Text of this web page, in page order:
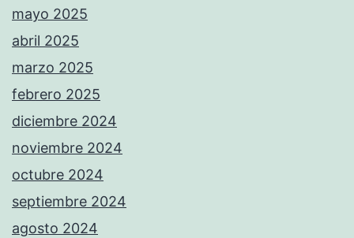
mayo 2025
abril 2025
marzo 2025
febrero 2025
diciembre 2024
noviembre 2024
octubre 2024
septiembre 2024
agosto 2024